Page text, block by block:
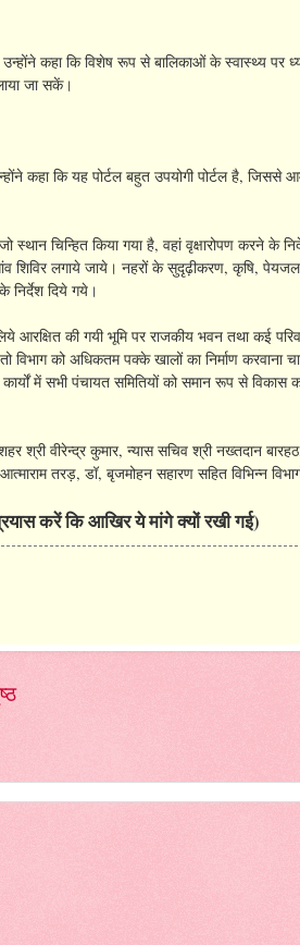
उन्होंने कहा कि विशेष रूप से बालिकाओं के स्वास्थ्य पर
जा सकें।
कहा कि यह पोर्टल बहुत उपयोगी पोर्टल है,
स्थान चिन्हित किया गया है, वहां वृक्षारोपण करने के
शिविर लगाये जाये। नहरों के सुदृढ़ीकरण, कृषि,
दिये गये।
आरक्षित की गयी भूमि पर राजकीय भवन तथा कई
को अधिकतम पक्के खालों का निर्माण करवाना
में सभी पंचायत समितियों को समान रूप से विकास
श्री वीरेन्द्र कुमार, न्यास सचिव श्री नख्तदान
तरड़, डॉ, बृजमोहन सहारण सहित विभिन्न
करें​ कि आखिर ये मांगे क्यों रखी गई)